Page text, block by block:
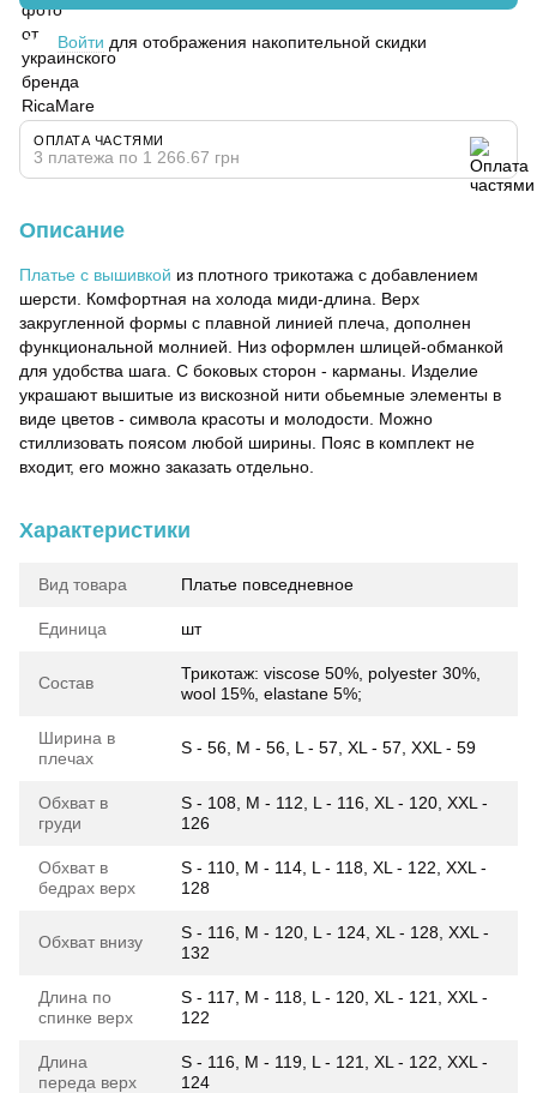
% Войти для отображения накопительной скидки
ОПЛАТА ЧАСТЯМИ
3 платежа по 1 266.67 грн
Описание
Платье с вышивкой из плотного трикотажа с добавлением
шерсти. Комфортная на холода миди-длина. Верх
закругленной формы с плавной линией плеча, дополнен
функциональной молнией. Низ оформлен шлицей-обманкой
для удобства шага. С боковых сторон - карманы. Изделие
украшают вышитые из вискозной нити обьемные элементы в
виде цветов - символа красоты и молодости. Можно
стиллизовать поясом любой ширины. Пояс в комплект не
входит, его можно заказать отдельно.
Характеристики
Вид товара Платье повседневное
Единица шт
Состав
Трикотаж: viscose 50%, polyester 30%,
wool 15%, elastane 5%;
Ширина в
плечах
S - 56, M - 56, L - 57, XL - 57, XXL - 59
Обхват в
груди
S - 108, M - 112, L - 116, XL - 120, XXL -
126
Обхват в
бедрах верх
S - 110, M - 114, L - 118, XL - 122, XXL -
128
Обхват внизу
S - 116, M - 120, L - 124, XL - 128, XXL -
132
Длина по
спинке верх
S - 117, M - 118, L - 120, XL - 121, XXL -
122
Длина
переда верх
S - 116, M - 119, L - 121, XL - 122, XXL -
124